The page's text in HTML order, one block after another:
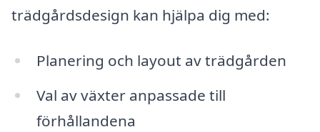
trädgårdsdesign kan hjälpa dig med:
Planering och layout av trädgården
Val av växter anpassade till
förhållandena